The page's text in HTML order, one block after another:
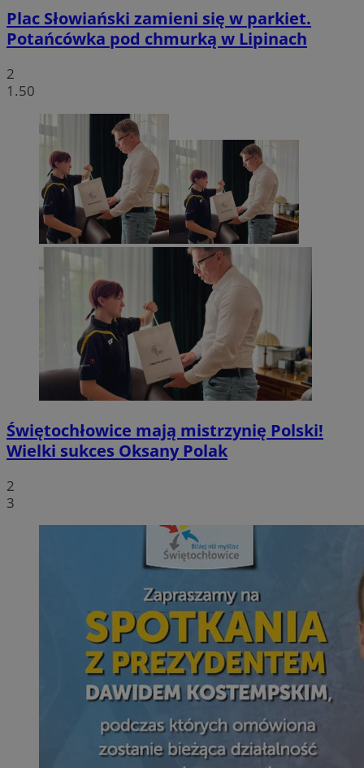
Plac Słowiański zamieni się w parkiet.
Potańcówka pod chmurką w Lipinach
2
1.50
Świętochłowice mają mistrzynię Polski!
Wielki sukces Oksany Polak
2
3